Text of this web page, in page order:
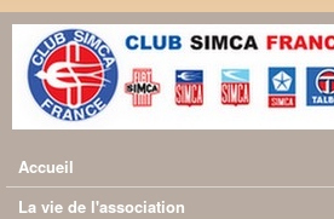
Aller au contenu
Menu principal
Accueil
La vie de l'association